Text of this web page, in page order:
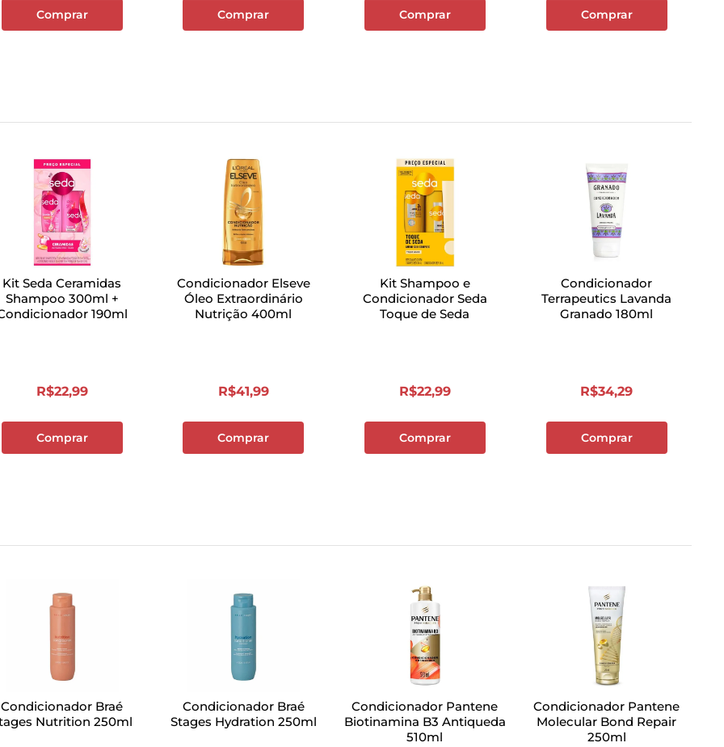
Comprar Comprar Comprar Comprar
Kit Seda Ceramidas
Shampoo 300ml +
190ml
R$22,99
Comprar
Condicionador Elseve
Óleo Extraordinário
Nutrição 400ml
R$41,99
Comprar
Kit Shampoo e
Condicionador Seda
Toque de Seda
R$22,99
Comprar
Condicionador
Terrapeutics Lavanda
Granado 180ml
R$34,29
Comprar
Condicionador Braé
Nutrition 250ml
Condicionador Braé
Stages Hydration 250ml
Condicionador Pantene
Biotinamina B3 Antiqueda
510ml
Condicionador Pantene
Molecular Bond Repair
250ml